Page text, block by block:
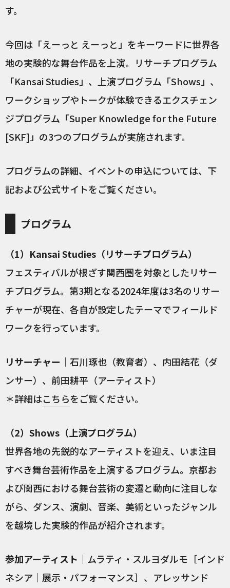
す。
今回は「えーっと えーっと」をキーワードに世界各
地の実験的な舞台作品を上演。リサーチプログラム
「Kansai Studies」、上演プログラム「Shows」、
ワークショップやトークが体験できるエクスチェン
ジプログラム「Super Knowledge for the Future
[SKF]」の3つのプログラムが実施されます。
プログラムの詳細、イベントの申込については、下
記および公式サイトをご覧ください。
プログラム
（1）Kansai Studies（リサーチプログラム）
フェスティバルが根ざす関西圏を対象としたリサー
チプログラム。第3期となる2024年度は3名のリサー
チャーが現在、各自が設定したテーマでフィールド
ワークを行っています。
リサーチャー ｜石川琢也（教育者）、内田結花（ダ
ンサー）、前田耕平（アーティスト）
＊詳細はこちらをご覧ください。
（2）Shows（上演プログラム）
世界各地の先鋭的なアーティストを迎え、いま注目
すべき舞台芸術作品を上演するプログラム。京都お
よび関西における舞台芸術の変遷と動向に注目しな
がら、ダンス、演劇、音楽、美術といったジャンル
を越境した実験的作品が紹介されます。
参加アーティスト ｜ムラティ・スルヨダルモ［インド
ネシア｜展示・パフォーマンス］、アレッサンド